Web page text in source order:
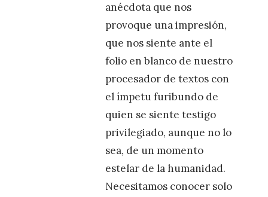
anécdota que nos
provoque una impresión,
que nos siente ante el
folio en blanco de nuestro
procesador de textos con
el ímpetu furibundo de
quien se siente testigo
privilegiado, aunque no lo
sea, de un momento
estelar de la humanidad.
Necesitamos conocer solo